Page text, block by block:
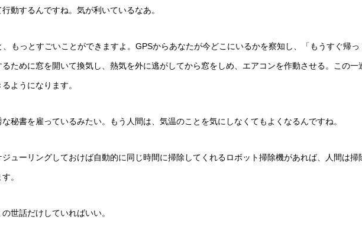
動するんですね。気が利いているなあ。
もっとすごいことができますよ。GPSからあなたが今どこにいるかを察知し、「もうすぐ帰っ
ために窓を開いて換気し、熱気を外に逃がしてから窓をしめ、エアコンを作動させる。この一
ようになります。
秘書を雇っているみたい。もう人間は、気温のことを気にしなくてもよくなるんですね。
ューリングしておけば自動的に同じ時間に掃除してくれるロボット掃除機があれば、人間は掃
。
世話だけしていればいい。